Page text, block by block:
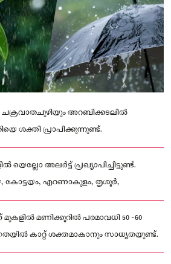
അറബിക്കടലിൽ
ശക്തി പ്രാപിക്കുന്നുണ്ട്.
യെല്ലോ അലര്‍ട്ട് പ്രഖ്യാപിച്ചിട്ടുണ്ട്.
കോട്ടയം, എറണാകുളം, തൃശൂര്‍,
മണിക്കൂറിൽ പരമാവധി 50 -60
കാറ്റ് ശക്തമാകാനും സാധ്യതയുണ്ട്.